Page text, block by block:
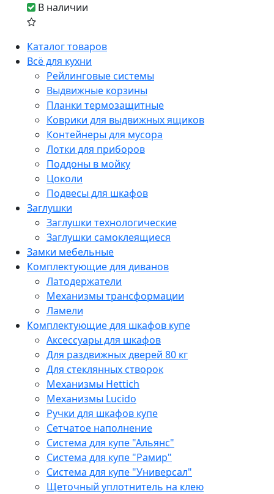
Каталог товаров
Всё для кухни
Рейлинговые системы
Выдвижные корзины
Планки термозащитные
Коврики для выдвижных ящиков
Контейнеры для мусора
Лотки для приборов
Поддоны в мойку
Цоколи
Подвесы для шкафов
Заглушки
Заглушки технологические
Заглушки самоклеящиеся
Замки мебельные
Комплектующие для диванов
Латодержатели
Механизмы трансформации
Ламели
Комплектующие для шкафов купе
Аксессуары для шкафов
Для раздвижных дверей 80 кг
Для стеклянных створок
Механизмы Hettich
Механизмы Lucido
Ручки для шкафов купе
Сетчатое наполнение
Система для купе "Альянс"
Система для купе "Рамир"
Система для купе "Универсал"
Щеточный уплотнитель на клею
В наличии